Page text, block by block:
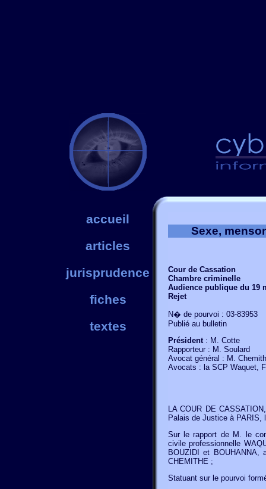
accueil
articles
jurisprudence
fiches
textes
Sexe,
Cour de Cassation
Chambre criminelle
Audience publique du 19
Rejet
N� de pourvoi : 03-83953
Publié au bulletin
Président: M. Cotte
Rapporteur : M. Soulard
Avocat général : M.
Avocats : la SCP Waquet,
LA COUR DE
Palais de Justice à PARIS,
Sur le rapport de M. le
civile professionnelle
BOUZIDI et
CHEMITHE ;
Statuant sur le pourvoi